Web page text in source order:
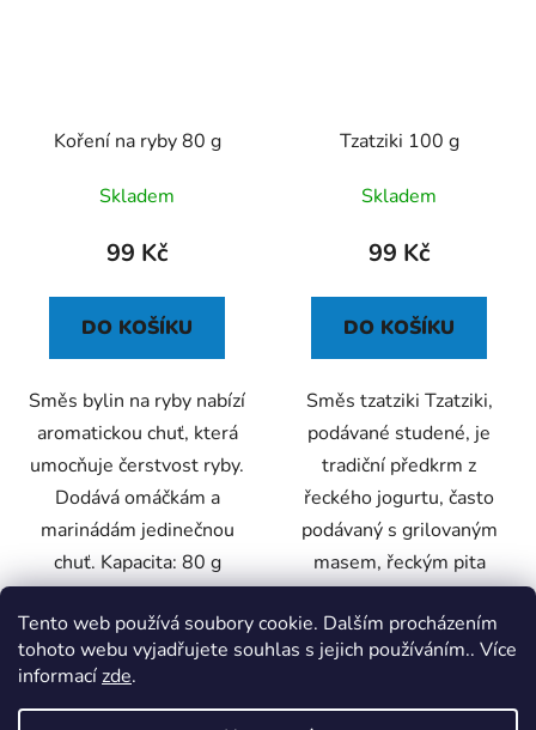
Tento web používá soubory cookie. Dalším procházením
tohoto webu vyjadřujete souhlas s jejich používáním.. Více
informacízde.
Koření na ryby 80 g
Skladem
99 Kč
DO KOŠÍKU
Směs bylin na ryby nabízí
aromatickou chuť, která
umocňuje čerstvost ryby.
Dodává omáčkám a
marinádám jedinečnou
chuť. Kapacita: 80 g
Tzatziki 100 g
Skladem
99 Kč
DO KOŠÍKU
Směs tzatziki Tzatziki,
podávané studené, je
tradiční předkrm z
řeckého jogurtu, často
podávaný s grilovaným
masem, řeckým pita
chlebem,
pečenými/smaženými...